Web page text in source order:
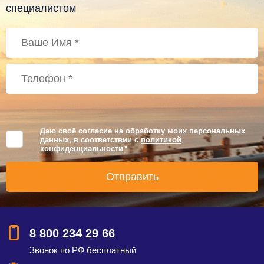
специалистом
Даю своё согласие на обработку моих персональных
данных, в соответствии сполитикой
конфиденциальности *
8 800 234 29 66
Звонок по РФ бесплатный